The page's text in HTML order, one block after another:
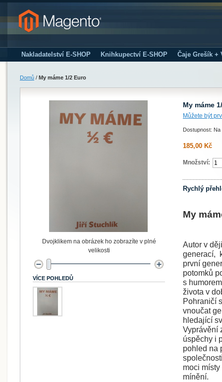
Nakladatelství E-SHOP Knihkupectví E-SHOP Čaje Grešík +
Domů / My máme 1/2 Euro
Dvojklikem na obrázek ho zobrazíte v plné
velikosti
VÍCE POHLEDŮ
My máme
Můžete být
Dostupnost: Na
185,00 Kč
Množství:
Rychlý
My
Autor v
generací,
první
potomků
s
života v
Pohraničí
vnoučat
hledající
Vyprávění
úspěchy i
pohled na
moci
mínění.